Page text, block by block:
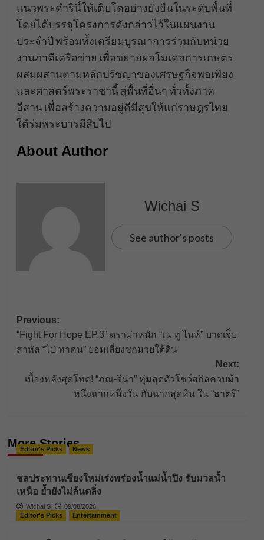
แนวพระดำรินี้ให้เติบโตอย่างยั่งยืนในระดับพื้นที่
โดยได้บรรจุโครงการดังกล่าวไว้ในแผนงาน
ประจำปี พร้อมทั้งเตรียมบูรณาการร่วมกับหน่วย
งานภาคีเครือข่าย เพื่อขยายผลโมเดลการเกษตร
ผสมผสานตามหลักปรัชญาของเศรษฐกิจพอเพียง
และศาสตร์พระราชานี้ สู่พื้นที่อื่นๆ ทั่วทั้งภาค
อีสาน เพื่อสร้างความอยู่ดีมีสุขให้แก่ราษฎรไทย
ใต้ร่มพระบารมีสืบไป
About Author
Wichai S
See author's posts
Post
navigation
Previous:
“Fight For Hope EP.3” ดราม่าหนัก “เน ทู ไนห์” บาดเจ็บ
สาหัส “ไป่ ทาคน” ยอมเสี่ยงชกมวยใต้ดิน
Next:
เบื้องหลังสุดโหด! “ภณ-จีน่า” ทุ่มสุดตัวโชว์สกิลควบม้า
หนึ่งฉากหนึ่งวัน กับฉากสุดหิน ใน “ธาตรี”
More Stories
Editor's Picks News
ชลประทานเชียงใหม่เร่งพร่องน้ำแม่น้ำปิง รับมวลน้ำ
เหนือ ย้ำยังไม่ล้นตลิ่ง
Wichai S
09/08/2026
Editor's Picks
Entertainment